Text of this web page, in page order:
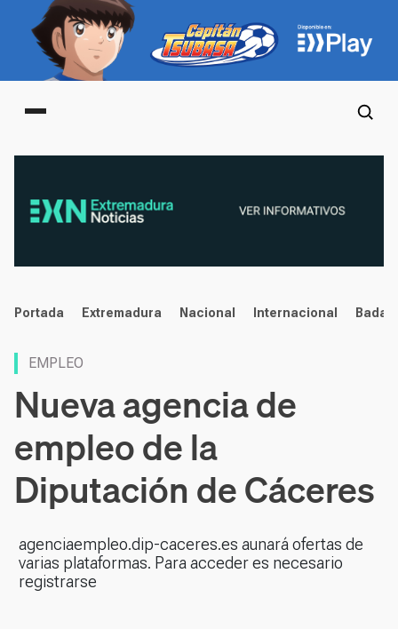
Main menu
noticias
Portada Extremadura Nacional Internacional
EMPLEO
Nueva agencia de
empleo de la
Diputación de Cáceres
agenciaempleo.dip-caceres.es aunará ofertas de
varias plataformas. Para acceder es necesario
registrarse